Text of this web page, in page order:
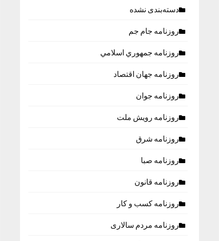
دسته‌بندی نشده
روزنامه جام جم
روزنامه جمهوري اسلامي
روزنامه جهان اقتصاد
روزنامه جوان
روزنامه رویش ملت
روزنامه شرق
روزنامه صبا
روزنامه قانون
روزنامه كسب و كار
روزنامه مردم سالاری